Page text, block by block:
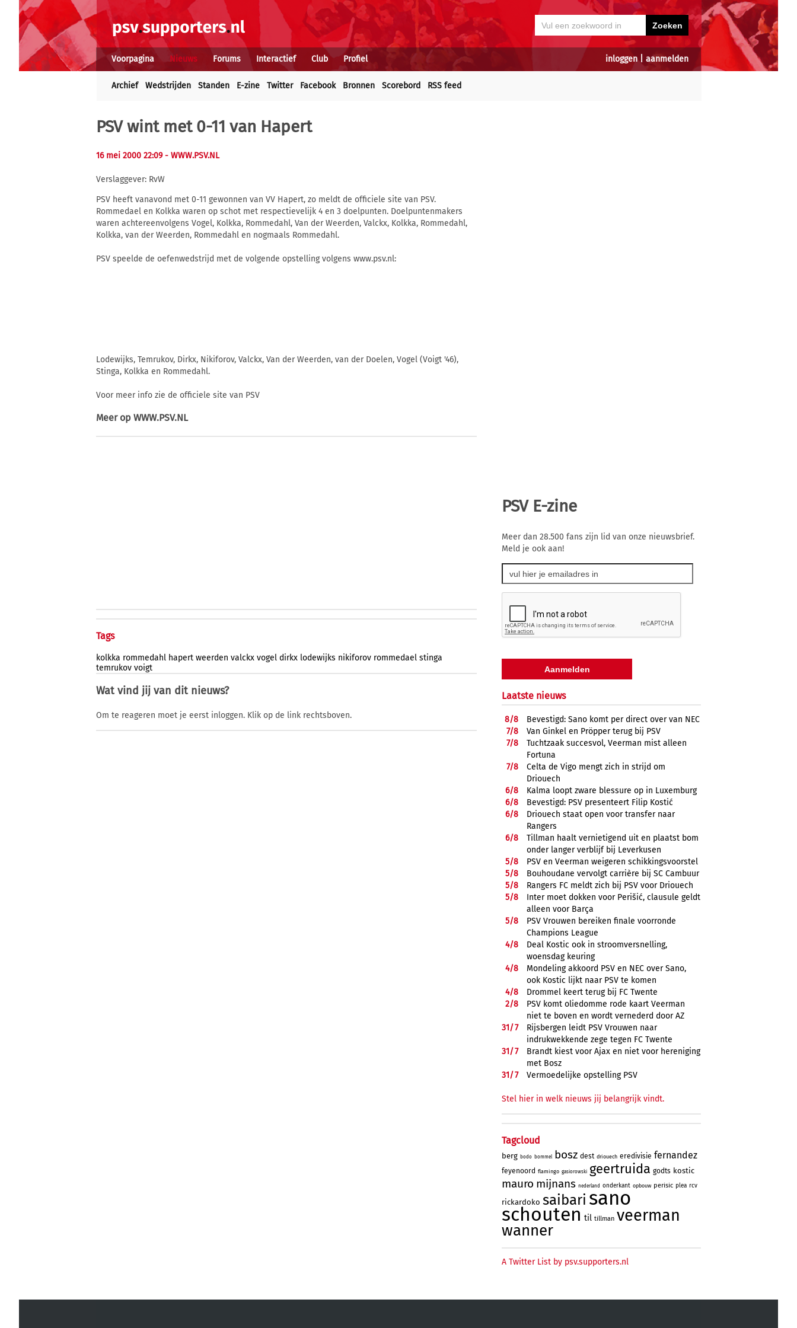
inloggen| aanmelden
Voorpagina Nieuws Forums Interactief Club Profiel
Archief Wedstrijden Standen E-zine Twitter Facebook Bronnen Scorebord RSS feed
PSV wint met 0-11 van Hapert
16 mei 2000 22:09- WWW.PSV.NL
Verslaggever: RvW
PSV heeft vanavond met 0-11 gewonnen van VV Hapert, zo meldt de officiele site van PSV.
Rommedael en Kolkka waren op schot met respectievelijk 4 en 3 doelpunten. Doelpuntenmakers
waren achtereenvolgens Vogel, Kolkka, Rommedahl, Van der Weerden, Valckx, Kolkka, Rommedahl,
Kolkka, van der Weerden, Rommedahl en nogmaals Rommedahl.
PSV speelde de oefenwedstrijd met de volgende opstelling volgens www.psv.nl:
Lodewijks, Temrukov, Dirkx, Nikiforov, Valckx, Van der Weerden, van der Doelen, Vogel (Voigt '46),
Stinga, Kolkka en Rommedahl.
Voor meer info zie de officiele site van PSV
Meer op WWW.PSV.NL
Tags
kolkka rommedahl hapert weerden valckx vogel dirkx lodewijks nikiforov rommedael stinga
temrukov voigt
Wat vind jij van dit nieuws?
Om te reageren moet je eerst inloggen. Klik op de link rechtsboven.
PSV E-zine
Meer dan 28.500 fans zijn lid van onze nieuwsbrief.
Meld je ook aan!
Laatste nieuws
8/8
Bevestigd: Sano komt per direct over van NEC
7/8
Van Ginkel en Pröpper terug bij PSV
7/8
Tuchtzaak succesvol, Veerman mist alleen
Fortuna
7/8
Celta de Vigo mengt zich in strijd om
Driouech
6/8
Kalma loopt zware blessure op in Luxemburg
6/8
Bevestigd: PSV presenteert Filip Kostić
6/8
Driouech staat open voor transfer naar
Rangers
6/8
Tillman haalt vernietigend uit en plaatst bom
onder langer verblijf bij Leverkusen
5/8
PSV en Veerman weigeren schikkingsvoorstel
5/8
Bouhoudane vervolgt carrière bij SC Cambuur
5/8
Rangers FC meldt zich bij PSV voor Driouech
5/8
Inter moet dokken voor Perišić, clausule geldt
alleen voor Barça
5/8
PSV Vrouwen bereiken finale voorronde
Champions League
4/8
Deal Kostic ook in stroomversnelling,
woensdag keuring
4/8
Mondeling akkoord PSV en NEC over Sano,
ook Kostic lijkt naar PSV te komen
4/8
Drommel keert terug bij FC Twente
2/8
PSV komt oliedomme rode kaart Veerman
niet te boven en wordt vernederd door AZ
31/7
Rijsbergen leidt PSV Vrouwen naar
indrukwekkende zege tegen FC Twente
31/7
Brandt kiest voor Ajax en niet voor hereniging
met Bosz
31/7 Vermoedelijke opstelling PSV
Stel hier in welk nieuws jij belangrijk vindt.
Tagcloud
berg bodo bommel bosz dest driouech eredivisie fernandez
feyenoord flamingo gasiorowski geertruida godts kostic
mauro mijnans nederland onderkant opbouw perisic plea rcv
rickardoko saibari sano
schouten til tillman veerman
wanner
A Twitter List by psv.supporters.nl